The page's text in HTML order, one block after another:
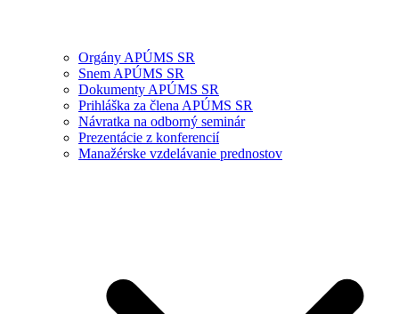
Orgány APÚMS SR
Snem APÚMS SR
Dokumenty APÚMS SR
Prihláška za člena APÚMS SR
Návratka na odborný seminár
Prezentácie z konferencií
Manažérske vzdelávanie prednostov